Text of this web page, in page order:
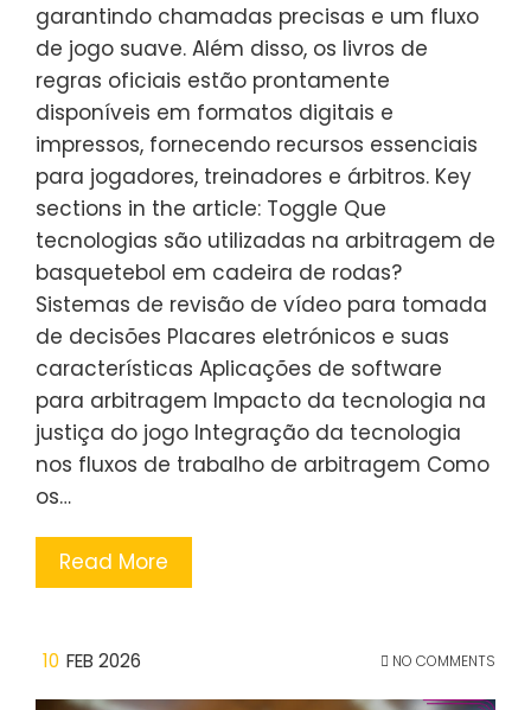
garantindo chamadas precisas e um fluxo
de jogo suave. Além disso, os livros de
regras oficiais estão prontamente
disponíveis em formatos digitais e
impressos, fornecendo recursos essenciais
para jogadores, treinadores e árbitros. Key
sections in the article: Toggle Que
tecnologias são utilizadas na arbitragem de
basquetebol em cadeira de rodas?
Sistemas de revisão de vídeo para tomada
de decisões Placares eletrónicos e suas
características Aplicações de software
para arbitragem Impacto da tecnologia na
justiça do jogo Integração da tecnologia
nos fluxos de trabalho de arbitragem Como
os…
Read More
10 FEB 2026 NO COMMENTS